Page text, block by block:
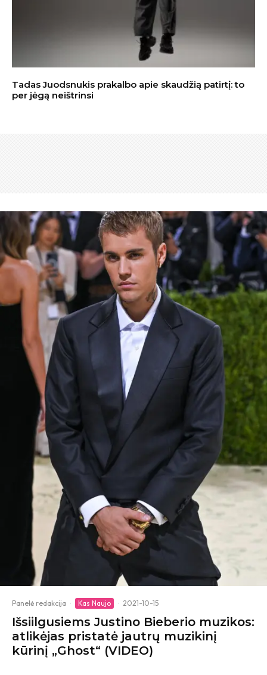
Tadas Juodsnukis prakalbo apie skaudžią patirtį: to
per jėgą neištrinsi
Panelė redakcija · Kas Naujo · 2021-10-15
Išsiilgusiems Justino Bieberio muzikos:
atlikėjas pristatė jautrų muzikinį
kūrinį „Ghost“ (VIDEO)